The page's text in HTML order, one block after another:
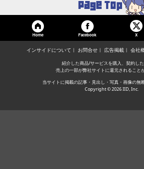
Home Facebook X
インサイドについて お問合せ 広告掲載 会社
紹介した商品/サービスを購入、契約した
売上の一部が弊社サイトに還元されること
当サイトに掲載の記事・見出し・写真・画像の無
Copyright © 2026 IID, Inc.